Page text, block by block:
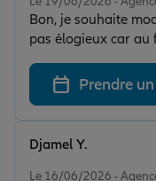
Bon, je souhaite
pas élogieux car
remboursement,
au demeurant ait
Allianz reste une
Prendre
Le 16/06/2026 -
Djamel Y.